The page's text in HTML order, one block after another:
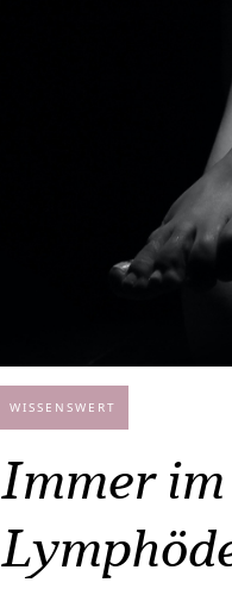
WISSENSWERT
Immer